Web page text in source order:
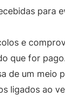
para
e
que for
de um meio
ligados ao